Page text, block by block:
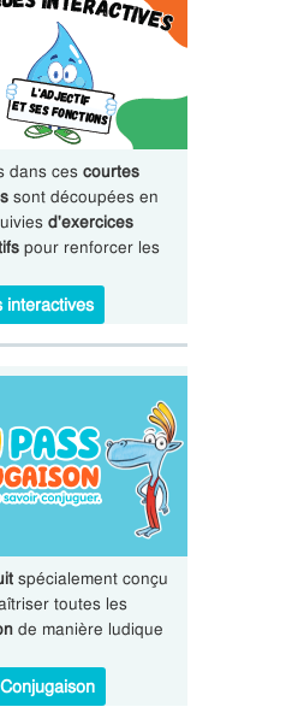
dans ces courtes
sont découpées en
d'exercices
pour renforcer les
interactives
spécialement conçu
toutes les
de manière ludique